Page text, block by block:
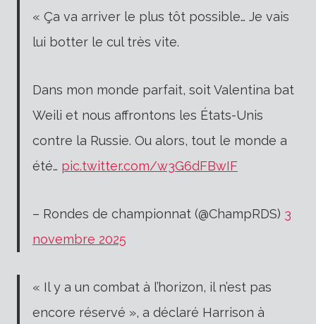
« Ça va arriver le plus tôt possible… Je vais
lui botter le cul très vite.
Dans mon monde parfait, soit Valentina bat
Weili et nous affrontons les États-Unis
contre la Russie. Ou alors, tout le monde a
été… pic.twitter.com/w3G6dFBwIF
– Rondes de championnat (@ChampRDS) 3
novembre 2025
« Il y a un combat à l’horizon, il n’est pas
encore réservé », a déclaré Harrison à